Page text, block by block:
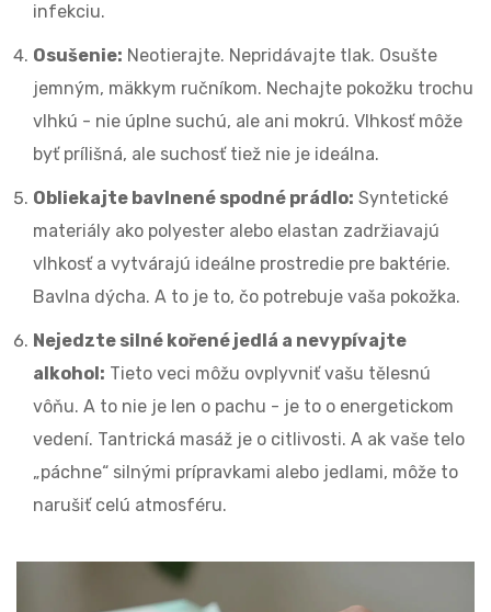
infekciu.
Osušenie: Neotierajte. Nepridávajte tlak. Osušte
jemným, mäkkym ručníkom. Nechajte pokožku trochu
vlhkú - nie úplne suchú, ale ani mokrú. Vlhkosť môže
byť prílišná, ale suchosť tiež nie je ideálna.
Obliekajte bavlnené spodné prádlo: Syntetické
materiály ako polyester alebo elastan zadržiavajú
vlhkosť a vytvárajú ideálne prostredie pre baktérie.
Bavlna dýcha. A to je to, čo potrebuje vaša pokožka.
Nejedzte silné kořené jedlá a nevypívajte
alkohol: Tieto veci môžu ovplyvniť vašu tělesnú
vôňu. A to nie je len o pachu - je to o energetickom
vedení. Tantrická masáž je o citlivosti. A ak vaše telo
„páchne“ silnými prípravkami alebo jedlami, môže to
narušiť celú atmosféru.